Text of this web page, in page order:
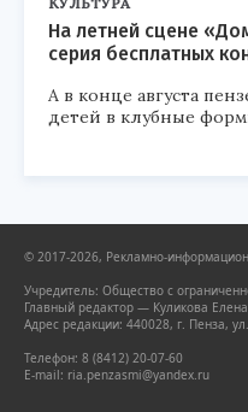
На летней сцене
серия бесплатных
А в конце августа
детей в клубные
© 2017-2026, Рекламно-
Учредитель: Общество с
Главный редактор — Куликова
Адрес редакции: 440028, г. Пенза,
Телефон: 8 (8412) 20-07-60
E-mail: ria.penzasmi@yandex.ru